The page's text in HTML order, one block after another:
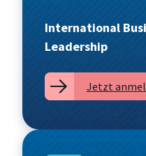
International
Leadership
Jetzt